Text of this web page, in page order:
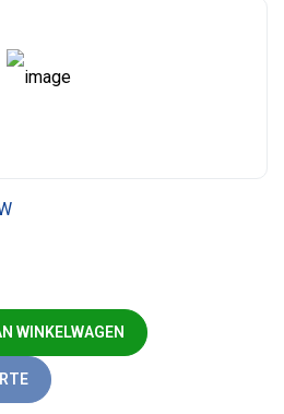
elektrisch verstelbaar
WINKELWAGEN